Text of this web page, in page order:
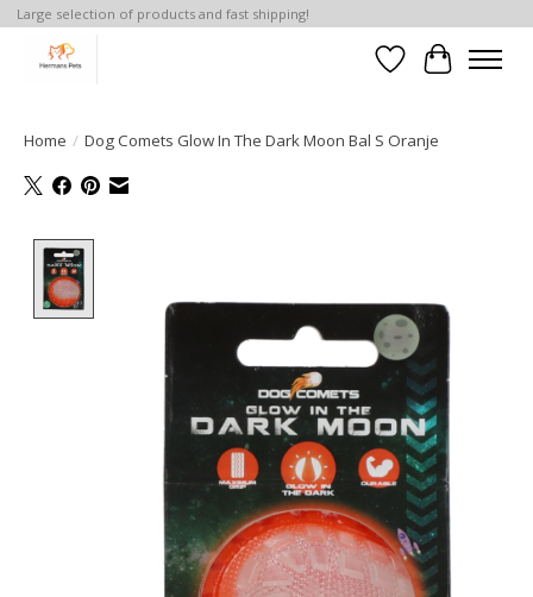
Large selection of products and fast shipping!
Verlanglijst
Home / Dog Comets Glow In The Dark Moon Bal S Oranje